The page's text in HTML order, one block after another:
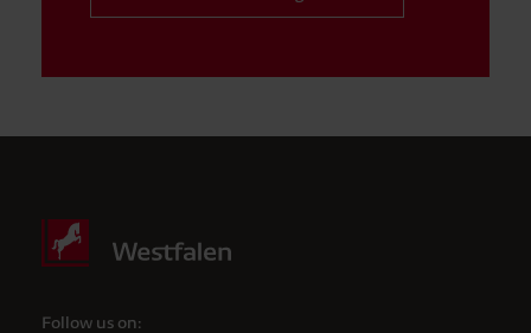
Follow us on: